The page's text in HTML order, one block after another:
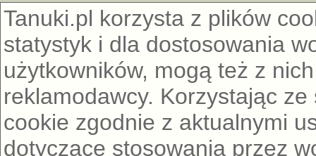
Tanuki.pl korzysta z plików
statystyk i dla dostosowania
użytkowników, mogą też z
reklamodawcy. Korzystając
cookie zgodnie z aktualnymi
dotyczące stosowania przez